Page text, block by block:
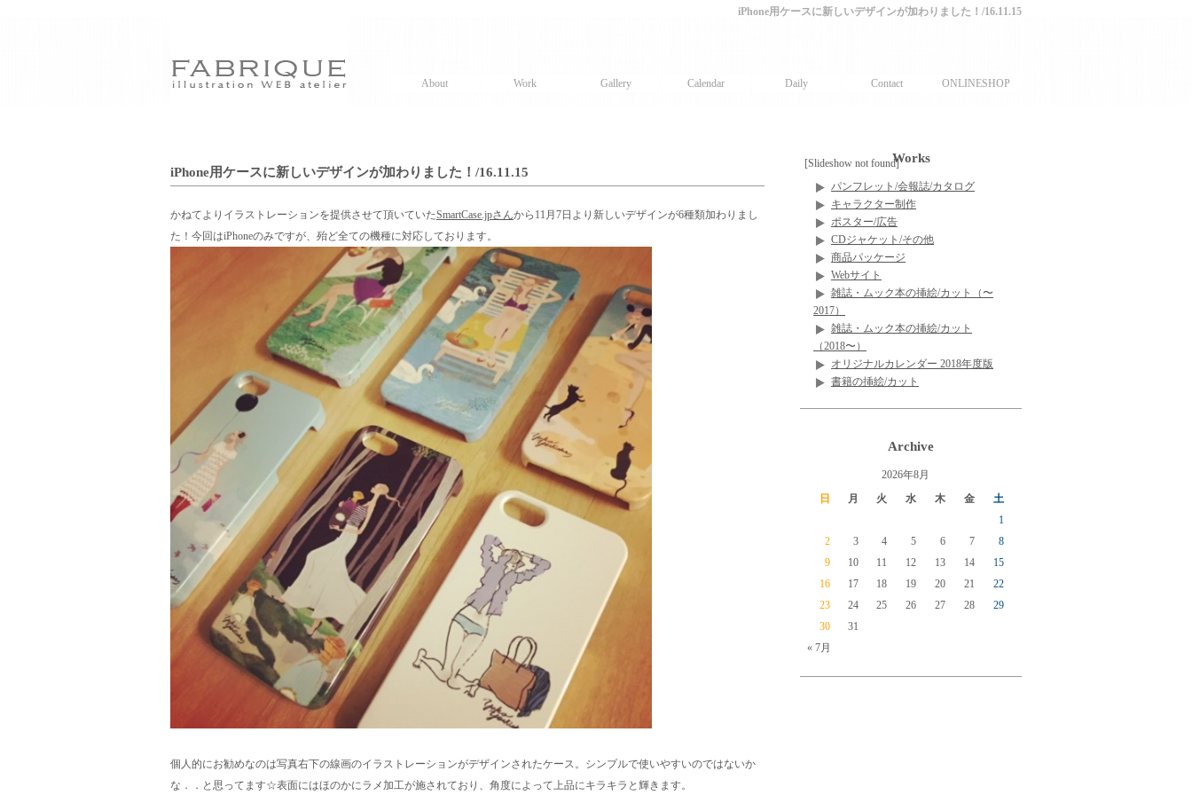
iPhone用ケースに新しいデザインが加わりました！/16.11.15
About Work Gallery Calendar Daily Contact ONLINESHOP
iPhone用ケースに新しいデザインが加わりました！/16.11.15
かねてよりイラストレーションを提供させて頂いていたSmartCase.jpさんから11月7日より新しいデザインが6種類加わりまし
た！今回はiPhoneのみですが、殆ど全ての機種に対応しております。
個人的にお勧めなのは写真右下の線画のイラストレーションがデザインされたケース。シンプルで使いやすいのではないか
な．．と思ってます☆表面にはほのかにラメ加工が施されており、角度によって上品にキラキラと輝きます。
[Slideshow not found]Works
パンフレット/会報誌/カタログ
キャラクター制作
ポスター/広告
CDジャケット/その他
商品パッケージ
Webサイト
雑誌・ムック本の挿絵/カット（〜
2017）
雑誌・ムック本の挿絵/カット
（2018〜）
オリジナルカレンダー 2018年度版
書籍の挿絵/カット
Archive
2026年8月
日
月 火 水 木 金 土
« 7月
1
2
3 4 5 6 7
8
9
10 11 12 13 14
15
16
17 18 19 20 21
22
23
24 25 26 27 28
29
30
31